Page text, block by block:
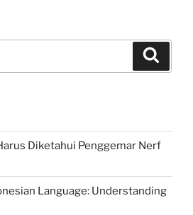
Diketahui Penggemar Nerf
Language: Understanding